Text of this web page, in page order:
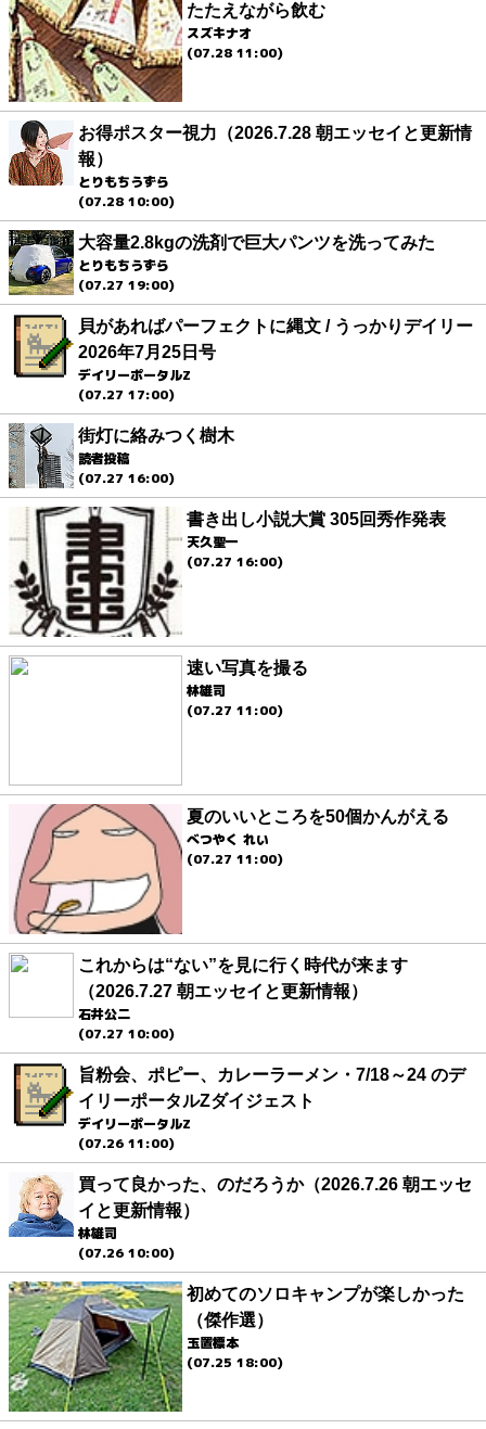
たたえながら飲む
スズキナオ
(07.28 11:00)
お得ポスター視力（2026.7.28 朝エッセイと更新情
報）
とりもちうずら
(07.28 10:00)
大容量2.8kgの洗剤で巨大パンツを洗ってみた
とりもちうずら
(07.27 19:00)
貝があればパーフェクトに縄文 / うっかりデイリー
2026年7月25日号
デイリーポータルZ
(07.27 17:00)
街灯に絡みつく樹木
読者投稿
(07.27 16:00)
書き出し小説大賞 305回秀作発表
天久聖一
(07.27 16:00)
速い写真を撮る
林雄司
(07.27 11:00)
夏のいいところを50個かんがえる
べつやく れい
(07.27 11:00)
これからは“ない”を見に行く時代が来ます
（2026.7.27 朝エッセイと更新情報）
石井公二
(07.27 10:00)
旨粉会、ポピー、カレーラーメン・7/18～24 のデ
イリーポータルZダイジェスト
デイリーポータルZ
(07.26 11:00)
買って良かった、のだろうか（2026.7.26 朝エッセ
イと更新情報）
林雄司
(07.26 10:00)
初めてのソロキャンプが楽しかった
（傑作選）
玉置標本
(07.25 18:00)